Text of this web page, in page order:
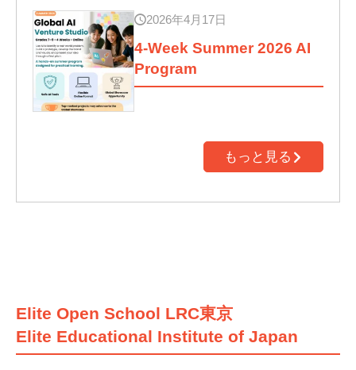
2026年4月17日
4-Week Summer 2026 AI
Program
もっと見る
Elite Open School LRC東京
Elite Educational Institute of Japan